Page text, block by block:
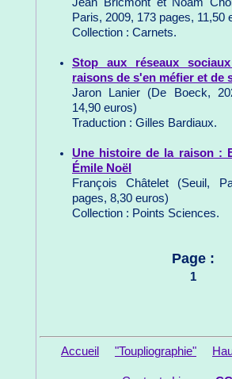
Paris, 2009, 173 pages, 11,50
Collection : Carnets.
Stop aux réseaux
raisons de s'en méfier et de
Jaron Lanier (De Boeck,
14,90 euros)
Traduction : Gilles Bardiaux.
Une histoire de la raison :
Émile Noël
François Châtelet (Seuil,
pages, 8,30 euros)
Collection : Points Sciences.
Page :
1
Accueil "Toupliographie"